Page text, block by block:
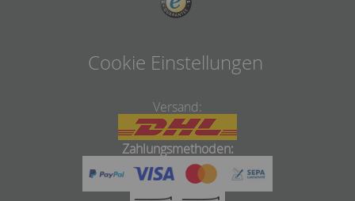
Cookie Einstellungen
Versand:
Zahlungsmethoden: